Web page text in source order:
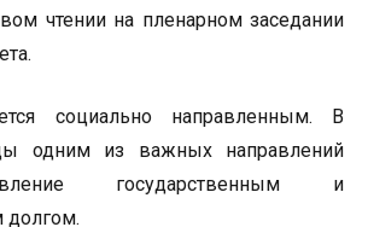
чтении на пленарном заседании
социально направленным. В
одним из важных направлений
государственным и